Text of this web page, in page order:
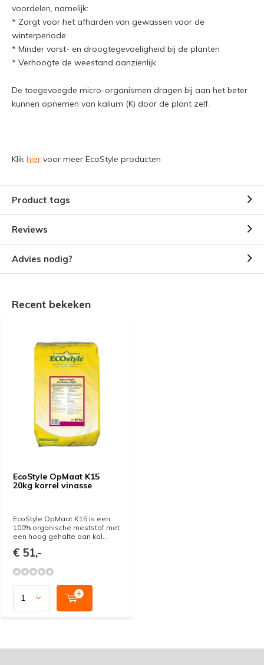
voordelen, namelijk:
* Zorgt voor het afharden van gewassen voor de
winterperiode
* Minder vorst- en droogtegevoeligheid bij de planten
* Verhoogte de weestand aanzienlijk
De toegevoegde micro-organismen dragen bij aan het beter
kunnen opnemen van kalium (K) door de plant zelf.
Klik hier voor meer EcoStyle producten
Product tags
Reviews
Advies nodig?
Recent bekeken
EcoStyle OpMaat K15
20kg korrel vinasse
EcoStyle OpMaat K15 is een
100% organische meststof met
een hoog gehalte aan kal...
€ 51,-